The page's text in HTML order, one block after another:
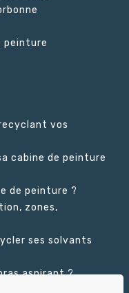
peinture
vos
cabine de peinture
de peinture ?
zones,
ses solvants
aspirant ?